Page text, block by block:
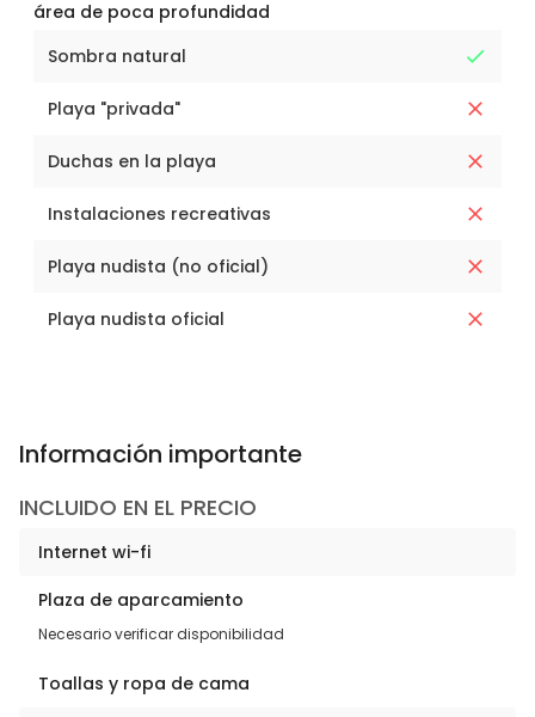
área de poca profundidad
Sombra natural
Playa "privada"
Duchas en la playa
Instalaciones recreativas
Playa nudista (no oficial)
Playa nudista oficial
Información importante
INCLUIDO EN EL PRECIO
Internet wi-fi
Plaza de aparcamiento
Necesario verificar disponibilidad
Toallas y ropa de cama